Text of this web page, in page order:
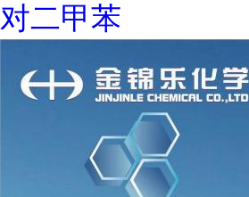
对二甲苯